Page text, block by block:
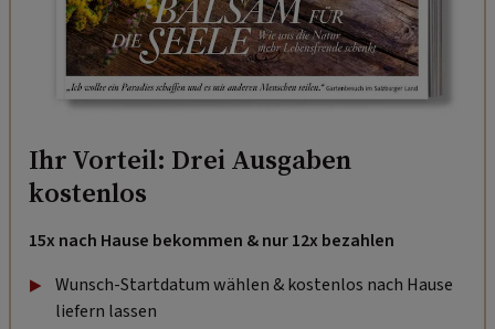
Ihr Vorteil: Drei Ausgaben
kostenlos
15x nach Hause bekommen & nur 12x bezahlen
Wunsch-Startdatum wählen & kostenlos nach Hause
liefern lassen